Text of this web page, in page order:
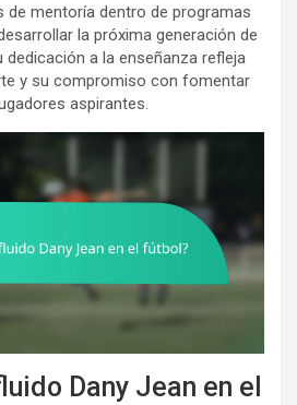
de mentoría dentro de programas
la próxima generación de
a la enseñanza refleja
y su compromiso con fomentar
aspirantes.
Dany Jean en el